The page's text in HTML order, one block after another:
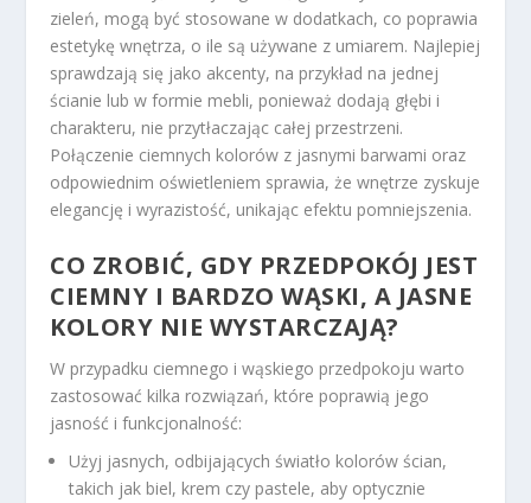
zieleń, mogą być stosowane w dodatkach, co poprawia
estetykę wnętrza, o ile są używane z umiarem. Najlepiej
sprawdzają się jako akcenty, na przykład na jednej
ścianie lub w formie mebli, ponieważ dodają głębi i
charakteru, nie przytłaczając całej przestrzeni.
Połączenie ciemnych kolorów z jasnymi barwami oraz
odpowiednim oświetleniem sprawia, że wnętrze zyskuje
elegancję i wyrazistość, unikając efektu pomniejszenia.
CO ZROBIĆ, GDY PRZEDPOKÓJ JEST
CIEMNY I BARDZO WĄSKI, A JASNE
KOLORY NIE WYSTARCZAJĄ?
W przypadku ciemnego i wąskiego przedpokoju warto
zastosować kilka rozwiązań, które poprawią jego
jasność i funkcjonalność:
Użyj jasnych, odbijających światło kolorów ścian,
takich jak biel, krem czy pastele, aby optycznie